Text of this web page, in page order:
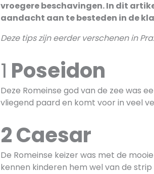
vroegere beschavingen. In dit
aandacht aan te besteden in de
Deze tips zijn eerder verschenen in
1 Poseidon
Deze Romeinse god van de zee was
vliegend paard en komt voor in veel
2 Caesar
De Romeinse keizer was met de
kennen kinderen hem wel van de strip